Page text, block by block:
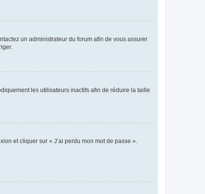
un administrateur du forum afin de vous assurer
les utilisateurs inactifs afin de réduire la taille
et cliquer sur « J’ai perdu mon mot de passe ».